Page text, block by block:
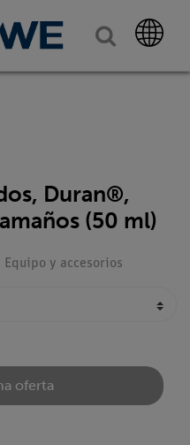
Duran®,
(50 ml)
y accesorios
oferta